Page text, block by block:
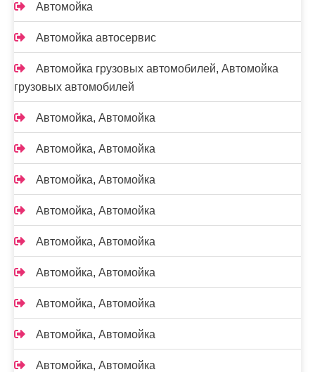
Автомойка
Автомойка автосервис
Автомойка грузовых автомобилей, Автомойка
грузовых автомобилей
Автомойка, Автомойка
Автомойка, Автомойка
Автомойка, Автомойка
Автомойка, Автомойка
Автомойка, Автомойка
Автомойка, Автомойка
Автомойка, Автомойка
Автомойка, Автомойка
Автомойка, Автомойка